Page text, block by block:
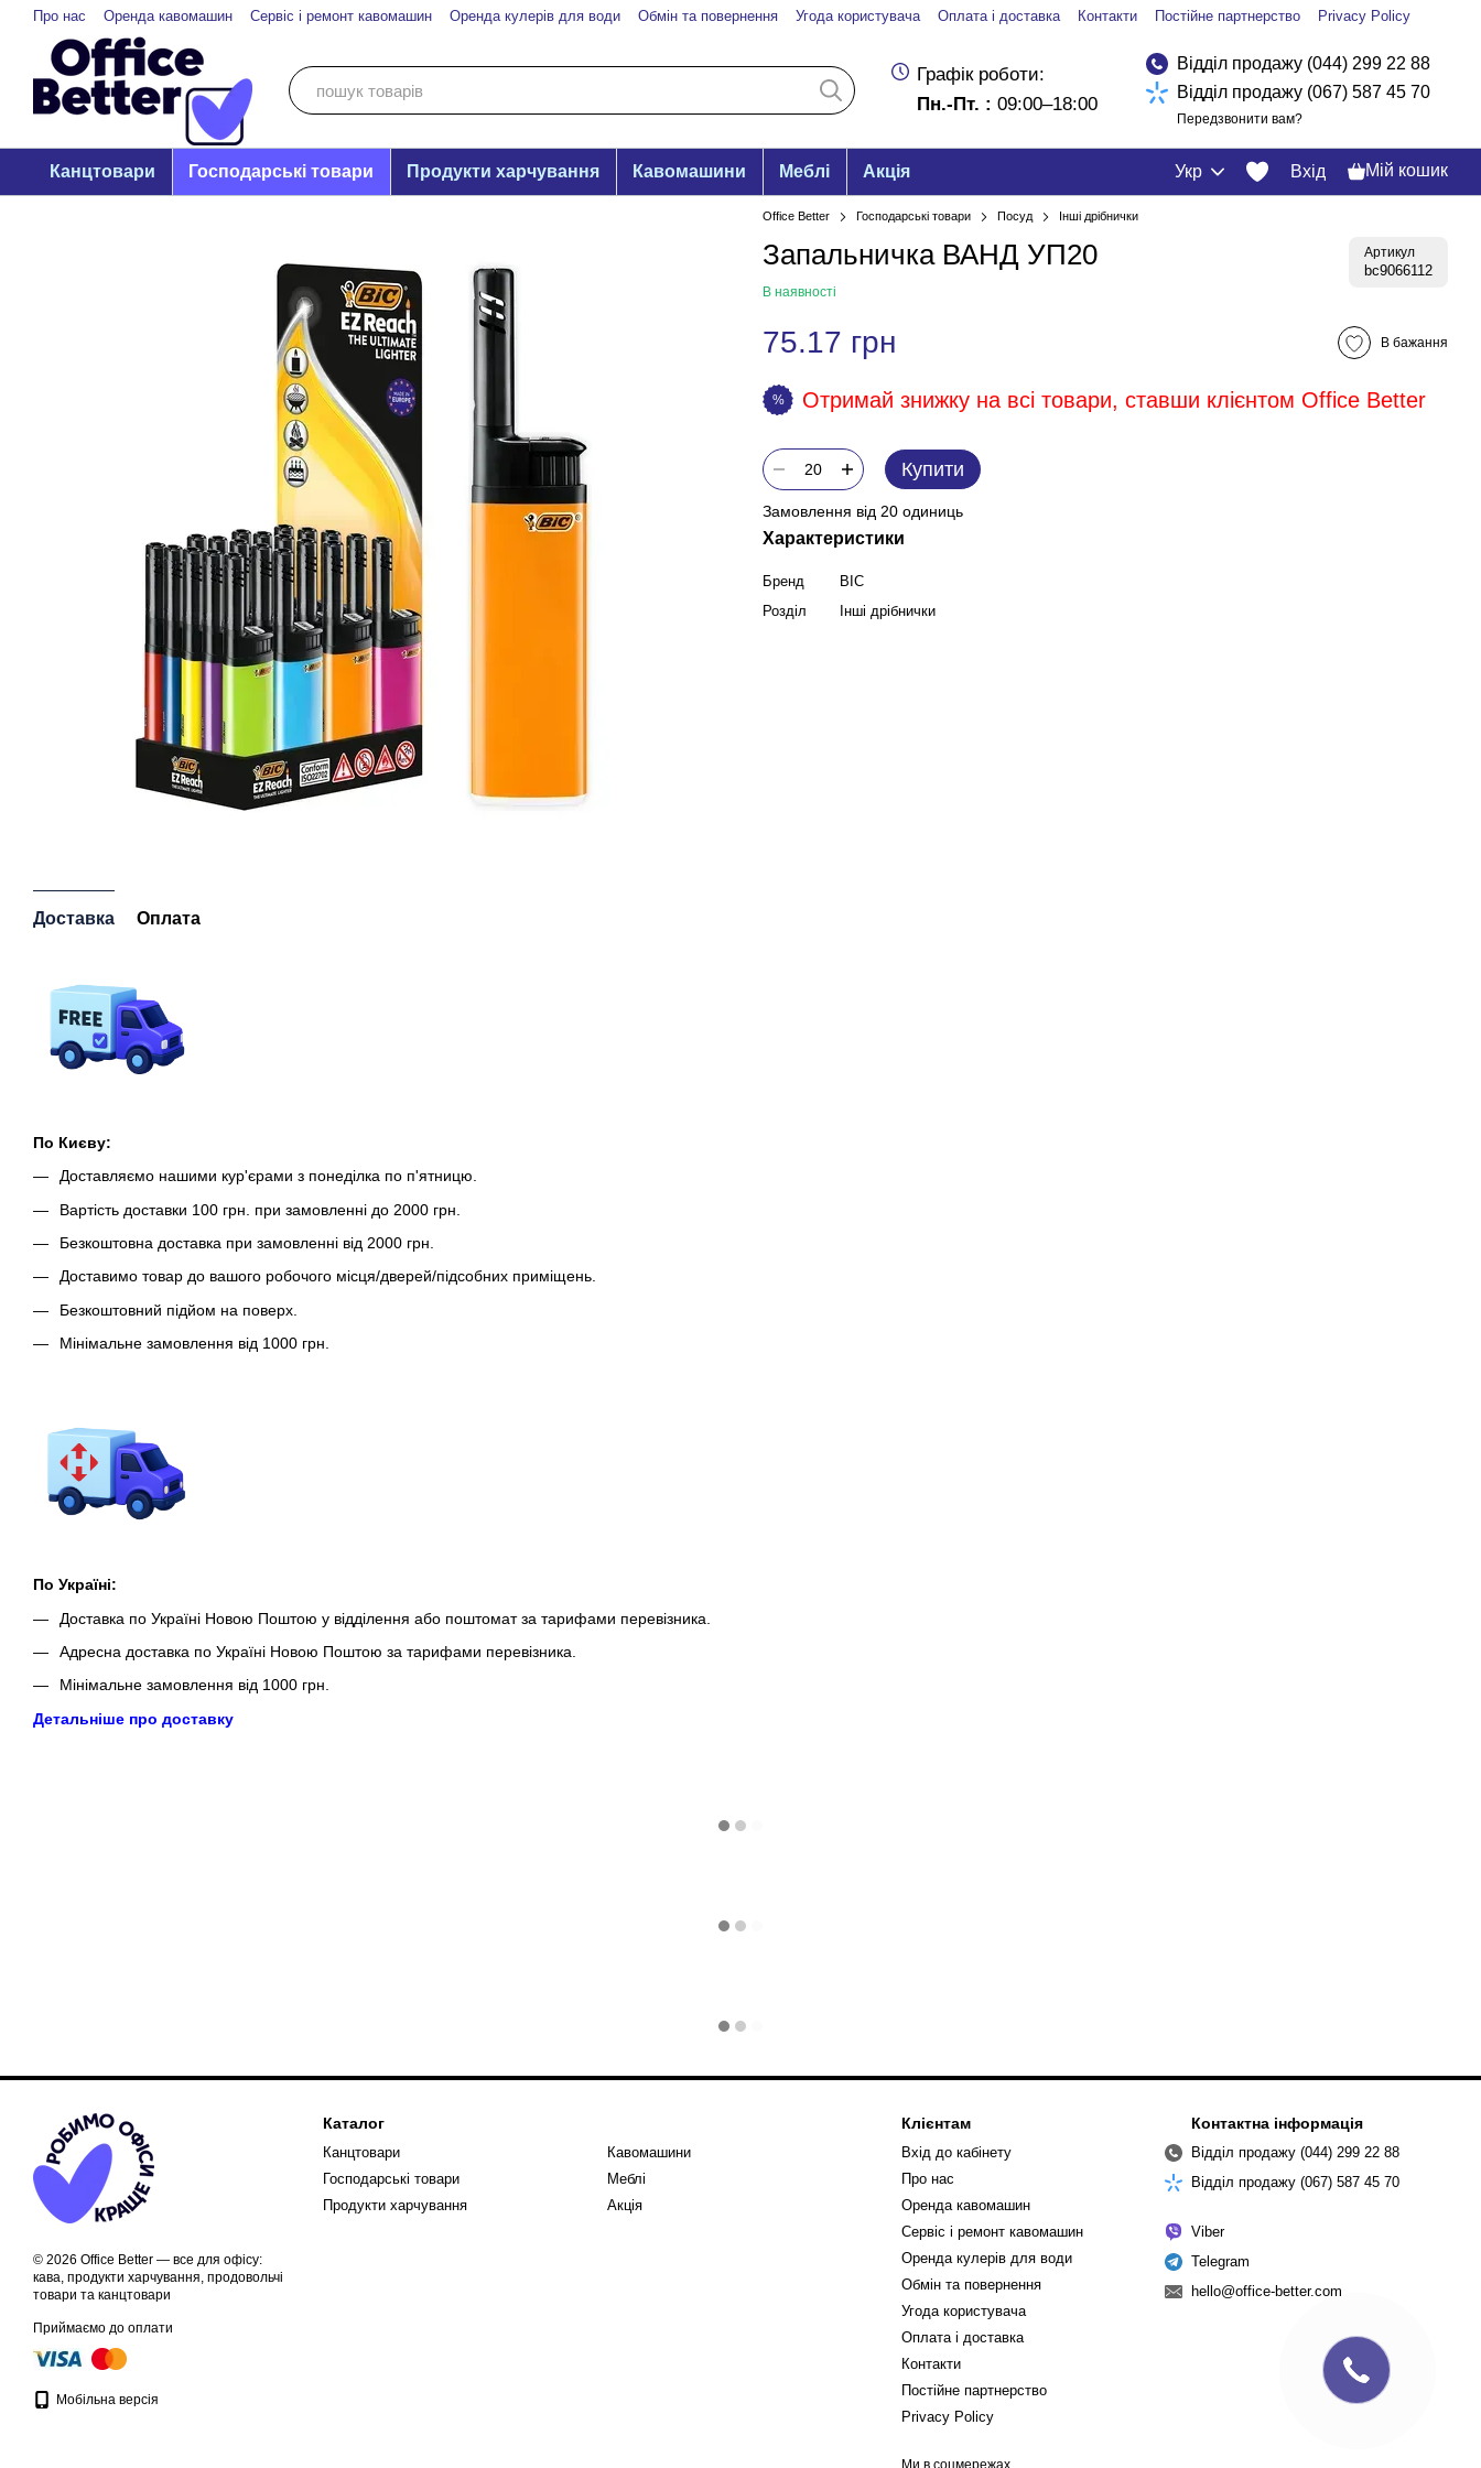
Перейти до основного контенту
Про нас Оренда кавомашин Сервіс і ремонт кавомашин Оренда кулерів для води Обмін та повернення Угода користувача Оплата і доставка Контакти Постійне партнерство Privacy Policy
Графік роботи:
Пн.-Пт. : 09:00–18:00
Відділ продажу (044) 299 22 88
Відділ продажу (067) 587 45 70
Передзвонити вам?
Канцтовари Господарські товари Продукти харчування Кавомашини Меблі Акція Укр Вхід Мій кошик
Доставка Оплата
По Києву:
Доставляємо нашими кур'єрами з понеділка по п'ятницю.
Вартість доставки 100 грн. при замовленні до 2000 грн.
Безкоштовна доставка при замовленні від 2000 грн.
Доставимо товар до вашого робочого місця/дверей/підсобних приміщень.
Безкоштовний підйом на поверх.
Мінімальне замовлення від 1000 грн.
По Україні:
Доставка по Україні Новою Поштою у відділення або поштомат за тарифами перевізника.
Адресна доставка по Україні Новою Поштою за тарифами перевізника.
Мінімальне замовлення від 1000 грн.
Детальніше про доставку
Office Better Господарські товари Посуд Інші дрібнички
Запальничка ВАНД УП20 Артикул
bc9066112
В наявності
75.17 грн В бажання
% Отримай знижку на всі товари, ставши клієнтом Office Better
Купити
Замовлення від 20 одиниць
Характеристики
Бренд
BIC
Розділ
Інші дрібнички
© 2026 Office Better — все для офісу:
кава, продукти харчування, продовольчі
товари та канцтовари
Приймаємо до оплати
Мобільна версія
Каталог
Канцтовари
Господарські товари
Продукти харчування
Кавомашини
Меблі
Акція
Клієнтам
Вхід до кабінету
Про нас
Оренда кавомашин
Сервіс і ремонт кавомашин
Оренда кулерів для води
Обмін та повернення
Угода користувача
Оплата і доставка
Контакти
Постійне партнерство
Privacy Policy
Ми в соцмережах
Контактна інформація
Відділ продажу (044) 299 22 88
Відділ продажу (067) 587 45 70
Viber
Telegram
hello@office-better.com